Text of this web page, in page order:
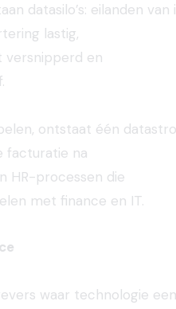
datasilo’s: eilanden van
lastig,
versnipperd en
ontstaat één
facturatie na
HR-processen die
met finance en IT.
waar technologie een